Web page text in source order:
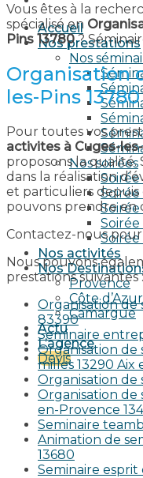
Accueil
Nos prestations
Nos
Nos soirées
Nos activités
Nos
Provence
Côte d’Azur
Camargue
Actu
L’agence
Devis
Vous êtes à la
spécialisé en
Pins 13780?
Organisation
les-Pins 13780
Pour toutes vos
activites à Cuges-
proposons la qualité.
dans la réalisation
et particuliers depuis
pouvons prendre en
Contactez-nous pour
Nous pouvons
prestations suivantes :
Organisation de
83390
Seminaire
Organisation de
milles 13290 Aix
Organisation de
Organisation de
en-Provence
Seminaire
Animation de
13680
Seminaire esprit